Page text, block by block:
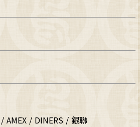
AMEX DINERS
銀聯